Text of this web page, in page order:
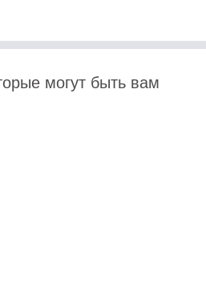
могут быть вам